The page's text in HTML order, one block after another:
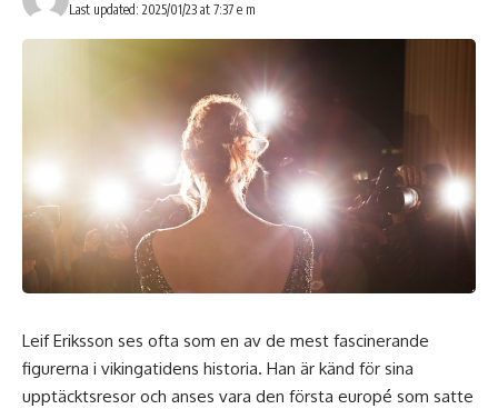
Last updated: 2025/01/23 at 7:37 e m
Leif Eriksson ses ofta som en av de mest fascinerande
figurerna i vikingatidens historia. Han är känd för sina
upptäcktsresor och anses vara den första europé som satte